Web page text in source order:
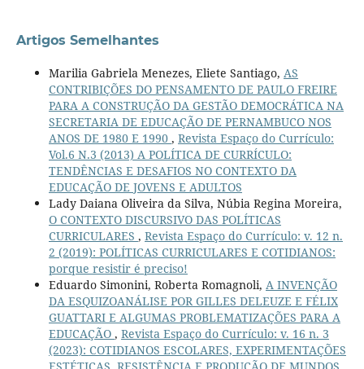
Artigos Semelhantes
Marilia Gabriela Menezes, Eliete Santiago, AS
CONTRIBIÇÕES DO PENSAMENTO DE PAULO FREIRE
PARA A CONSTRUÇÃO DA GESTÃO DEMOCRÁTICA NA
SECRETARIA DE EDUCAÇÃO DE PERNAMBUCO NOS
ANOS DE 1980 E 1990 , Revista Espaço do Currículo:
Vol.6 N.3 (2013) A POLÍTICA DE CURRÍCULO:
TENDÊNCIAS E DESAFIOS NO CONTEXTO DA
EDUCAÇÃO DE JOVENS E ADULTOS
Lady Daiana Oliveira da Silva, Núbia Regina Moreira,
O CONTEXTO DISCURSIVO DAS POLÍTICAS
CURRICULARES , Revista Espaço do Currículo: v. 12 n.
2 (2019): POLÍTICAS CURRICULARES E COTIDIANOS:
porque resistir é preciso!
Eduardo Simonini, Roberta Romagnoli, A INVENÇÃO
DA ESQUIZOANÁLISE POR GILLES DELEUZE E FÉLIX
GUATTARI E ALGUMAS PROBLEMATIZAÇÕES PARA A
EDUCAÇÃO , Revista Espaço do Currículo: v. 16 n. 3
(2023): COTIDIANOS ESCOLARES, EXPERIMENTAÇÕES